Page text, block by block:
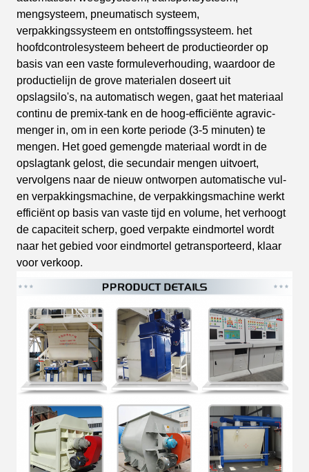
mengsysteem, pneumatisch systeem,
verpakkingssysteem en ontstoffingssysteem. het
hoofdcontrolesysteem beheert de productieorder op
basis van een vaste formuleverhouding, waardoor de
productielijn de grove materialen doseert uit
opslagsilo's, na automatisch wegen, gaat het materiaal
continu de premix-tank en de hoog-efficiënte agravic-
menger in, om in een korte periode (3-5 minuten) te
mengen. Het goed gemengde materiaal wordt in de
opslagtank gelost, die secundair mengen uitvoert,
vervolgens naar de nieuw ontworpen automatische vul-
en verpakkingsmachine, de verpakkingsmachine werkt
efficiënt op basis van vaste tijd en volume, het verhoogt
de capaciteit scherp, goed verpakte eindmortel wordt
naar het gebied voor eindmortel getransporteerd, klaar
voor verkoop.